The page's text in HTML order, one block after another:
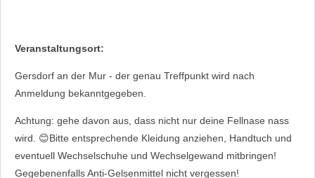
Veranstaltungsort:
Gersdorf an der Mur - der genau Treffpunkt wird nach
Anmeldung bekanntgegeben.
Achtung: gehe davon aus, dass nicht nur deine Fellnase nass
wird. 😊Bitte entsprechende Kleidung anziehen, Handtuch und
eventuell Wechselschuhe und Wechselgewand mitbringen!
Gegebenenfalls Anti-Gelsenmittel nicht vergessen!